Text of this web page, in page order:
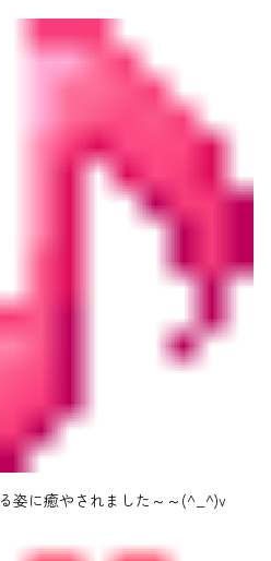
姿に癒やされました～～(^_^)v